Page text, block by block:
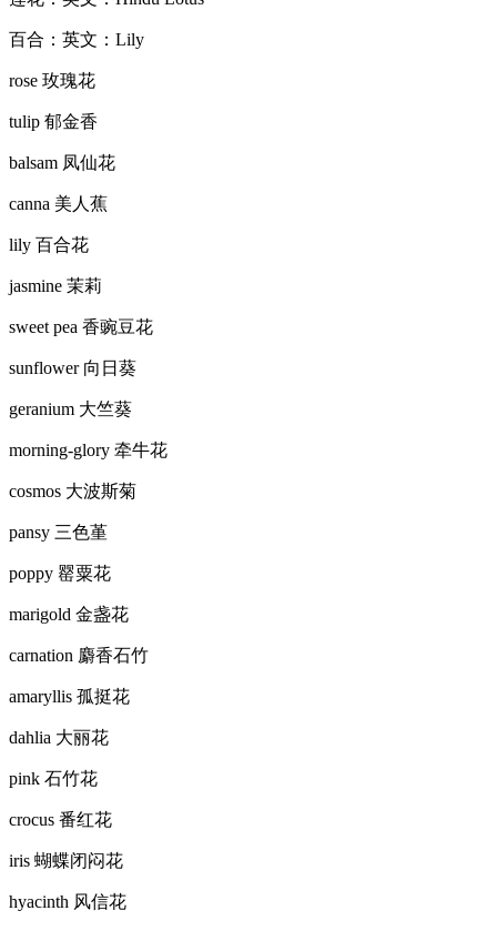
百合：英文：Lily
rose 玫瑰花
tulip 郁金香
balsam 凤仙花
canna 美人蕉
lily 百合花
jasmine 茉莉
sweet pea 香豌豆花
sunflower 向日葵
geranium 大竺葵
morning-glory 牵牛花
cosmos 大波斯菊
pansy 三色堇
poppy 罂粟花
marigold 金盏花
carnation 麝香石竹
amaryllis 孤挺花
dahlia 大丽花
pink 石竹花
crocus 番红花
iris 蝴蝶闭闷花
hyacinth 风信花